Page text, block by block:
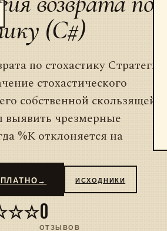
(C#)
по стохастику Стратегия
стохастического
собственной скользящей
выявить чрезмерные
%K отклоняется на
→ ИСХОДНИКИ
0
ОТЗЫВОВ